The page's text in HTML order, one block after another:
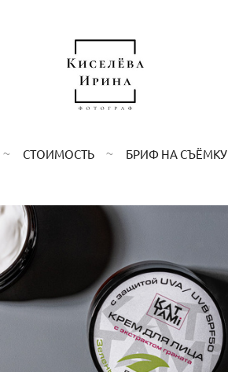
СТОИМОСТЬ БРИФ НА СЪЁМКУ